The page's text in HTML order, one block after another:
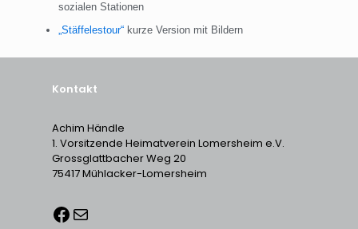
sozialen Stationen
„Stäffelestour“ kurze Version mit Bildern
Kontakt
Achim Händle
1. Vorsitzende Heimatverein Lomersheim e.V.
Grossglattbacher Weg 20
75417 Mühlacker-Lomersheim